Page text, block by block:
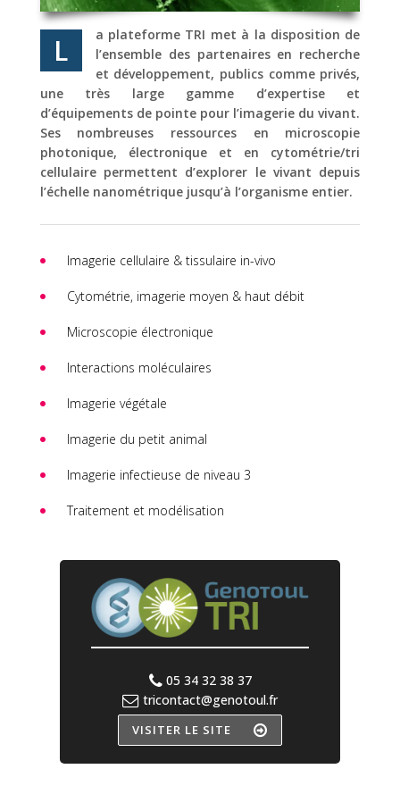
L
a plateforme TRI met à la disposition de
l’ensemble des partenaires en recherche
et développement, publics comme privés,
une très large gamme d’expertise et
d’équipements de pointe pour l’imagerie du vivant.
Ses nombreuses ressources en microscopie
photonique, électronique et en cytométrie/tri
cellulaire permettent d’explorer le vivant depuis
l’échelle nanométrique jusqu’à l’organisme entier.
Imagerie cellulaire & tissulaire in-vivo
Cytométrie, imagerie moyen & haut débit
Microscopie électronique
Interactions moléculaires
Imagerie végétale
Imagerie du petit animal
Imagerie infectieuse de niveau 3
Traitement et modélisation
05 34 32 38 37
tricontact@genotoul.fr
VISITER LE SITE